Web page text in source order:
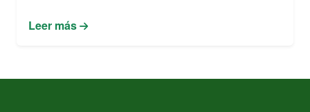
Leer más